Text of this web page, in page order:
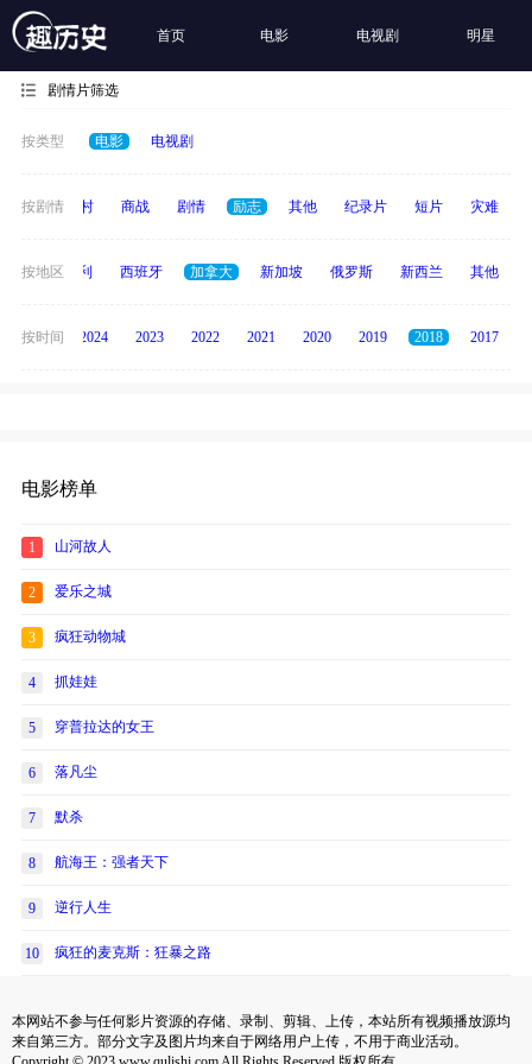
首页 电影 电视剧 明星
剧情片筛选
按类型 电影 电视剧
按剧情
历史 乡村 商战 剧情 励志 其他 纪录片 短片 灾难
按地区
度 意大利 西班牙 加拿大 新加坡 俄罗斯 新西兰 其他
按时间
2025 2024 2023 2022 2021 2020 2019 2018 2017
电影榜单
1 山河故人
2 爱乐之城
3 疯狂动物城
4 抓娃娃
5 穿普拉达的女王
6 落凡尘
7 默杀
8 航海王：强者天下
9 逆行人生
10 疯狂的麦克斯：狂暴之路
本网站不参与任何影片资源的存储、录制、剪辑、上传，本站所有视频播放源均
来自第三方。部分文字及图片均来自于网络用户上传，不用于商业活动。